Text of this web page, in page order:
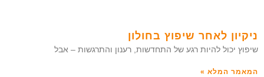
ניקיון לאחר שיפוץ בחולון
שיפוץ יכול להיות רגע של התחדשות, רענון והתרגשות – אבל
המאמר המלא »